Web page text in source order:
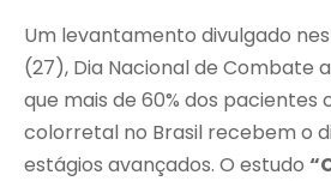
Um levantamento divulgado
(27), Dia Nacional de Combate
que mais de 60% dos pacientes
colorretal no Brasil recebem o
estágios avançados. O estudo